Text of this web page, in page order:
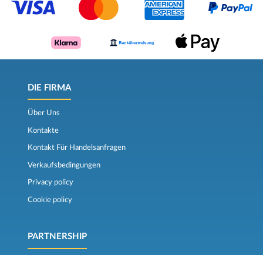
DIE FIRMA
Über Uns
Kontakte
Kontakt Für Handelsanfragen
Verkaufsbedingungen
Privacy policy
Cookie policy
PARTNERSHIP